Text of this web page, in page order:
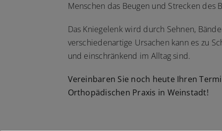
Menschen das Beugen und Strecken des
Das Kniegelenk wird durch Sehnen,
verschiedenartige Ursachen kann es zu
und einschränkend im Alltag sind.
Vereinbaren Sie noch heute Ihren
Orthopädischen Praxis in Weinstadt!